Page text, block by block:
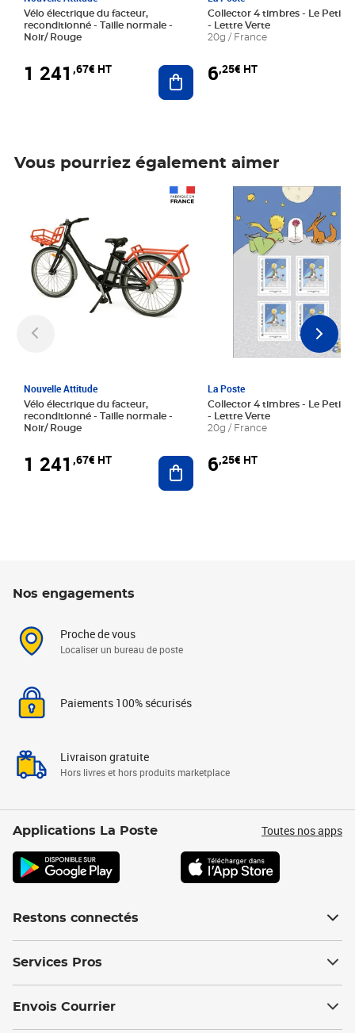
Vélo électrique du facteur,
reconditionné - Taille normale -
Noir/ Rouge
1 241 ,67€ HT Ajouter au panier
Collector 4 timbres - Le Petit
- Lettre Verte
20g / France
6,25€ HT
Vous pourriez également aimer
Nouvelle Attitude
Vélo électrique du facteur,
reconditionné - Taille normale -
Noir/ Rouge
1 241 ,67€ HT Ajouter au panier
La Poste
Collector 4 timbres - Le Petit
- Lettre Verte
20g / France
6,25€ HT
Prix 6,25€ HT
Nos engagements
Proche de vous
Localiser un bureau de poste
Paiements 100% sécurisés
Livraison gratuite
Hors livres et hors produits marketplace
Applications La Poste Toutes nos apps
Restons connectés
Services Pros
Envois Courrier